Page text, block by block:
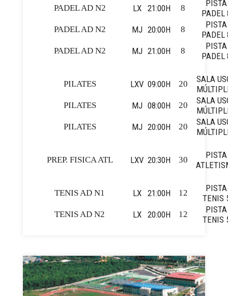
PADEL AD N2 LX 21:00H 8
PISTA
PADEL
PADEL AD N2 MJ 20:00H 8
PISTA
PADEL
PADEL AD N2 MJ 21:00H 8
PISTA
PADEL
PILATES LXV 09:00H 20
SALA
PILATES MJ 08:00H 20
SALA
PILATES MJ 20:00H 20
SALA
PREP. FISICA ATL LXV 20:30H 30
PISTA
TENIS AD N1 LX 21:00H 12
PISTA
TENIS
TENIS AD N2 LX 20:00H 12
PISTA
TENIS